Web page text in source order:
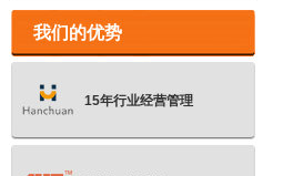
我们的优势
15年行业经营管理